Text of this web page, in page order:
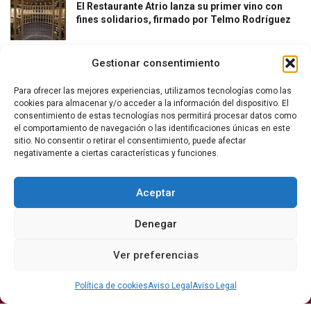
Gestionar consentimiento
Para ofrecer las mejores experiencias, utilizamos tecnologías como las
cookies para almacenar y/o acceder a la información del dispositivo. El
consentimiento de estas tecnologías nos permitirá procesar datos como
el comportamiento de navegación o las identificaciones únicas en este
sitio. No consentir o retirar el consentimiento, puede afectar
negativamente a ciertas características y funciones.
Aceptar
Denegar
Ver preferencias
Política de cookiesAviso Legal Aviso Legal
El Restaurante Atrio lanza su primer vino con
fines solidarios, firmado por Telmo Rodríguez
La revista del vino y la gastronomía.
Gastronomía
Protagonistas